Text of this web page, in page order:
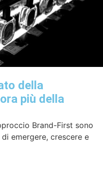
della
più della
Brand-First sono
emergere, crescere e